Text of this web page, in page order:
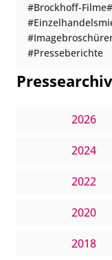
Brockhoff-Filme
Presseberichte
Pressearchiv
2026
2024
2022
2020
2018